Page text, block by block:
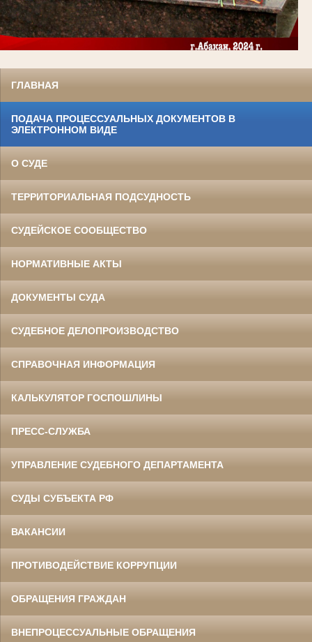
ГЛАВНАЯ
ПОДАЧА ПРОЦЕССУАЛЬНЫХ ДОКУМЕНТОВ В
ЭЛЕКТРОННОМ ВИДЕ
О СУДЕ
ТЕРРИТОРИАЛЬНАЯ ПОДСУДНОСТЬ
СУДЕЙСКОЕ СООБЩЕСТВО
НОРМАТИВНЫЕ АКТЫ
ДОКУМЕНТЫ СУДА
СУДЕБНОЕ ДЕЛОПРОИЗВОДСТВО
СПРАВОЧНАЯ ИНФОРМАЦИЯ
КАЛЬКУЛЯТОР ГОСПОШЛИНЫ
ПРЕСС-СЛУЖБА
УПРАВЛЕНИЕ СУДЕБНОГО ДЕПАРТАМЕНТА
СУДЫ СУБЪЕКТА РФ
ВАКАНСИИ
ПРОТИВОДЕЙСТВИЕ КОРРУПЦИИ
ОБРАЩЕНИЯ ГРАЖДАН
ВНЕПРОЦЕССУАЛЬНЫЕ ОБРАЩЕНИЯ